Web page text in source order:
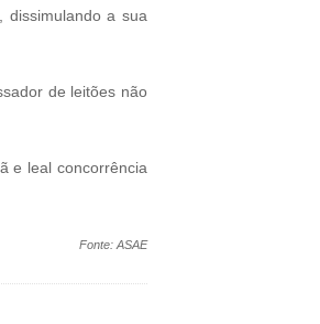
dissimulando a sua
de leitões não
e leal concorrência
Fonte: ASAE